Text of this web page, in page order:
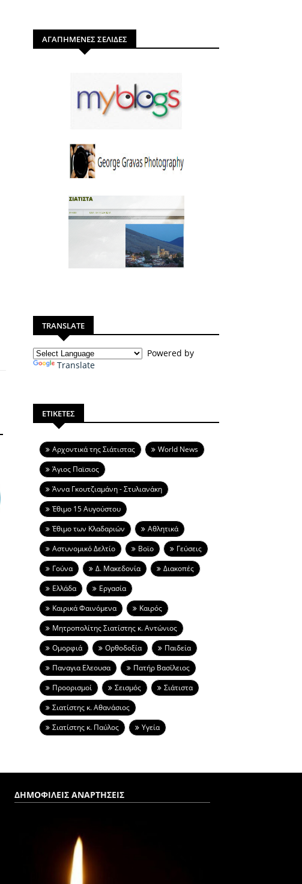
ΑΓΑΠΗΜΕΝΕΣ ΣΕΛΙΔΕΣ
TRANSLATE
Powered by
Translate
ΕΤΙΚΕΤΕΣ
Aρχοντικά της Σιάτιστας
World News
Άγιος Παϊσιος
Άννα Γκουτζιαμάνη - Στυλιανάκη
Έθιμο 15 Αυγούστου
Έθιμο των Κλαδαριών
Αθλητικά
Αστυνομικό Δελτίο
Βοϊο
Γεύσεις
Γούνα
Δ. Μακεδονία
Διακοπές
Ελλάδα
Εργασία
Καιρικά Φαινόμενα
Καιρός
Μητροπολίτης Σιατίστης κ. Αντώνιος
Ομορφιά
Ορθοδοξία
Παιδεία
Παναγια Ελεουσα
Πατήρ Βασίλειος
Προορισμοί
Σεισμός
Σιάτιστα
Σιατίστης κ. Αθανάσιος
Σιατίστης κ. Παύλος
Υγεία
ΔΗΜΟΦΙΛΕΙΣ ΑΝΑΡΤΗΣΕΙΣ